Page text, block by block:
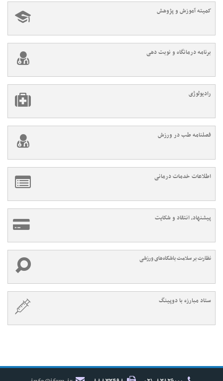
کمیته آموزش و پژوهش
برنامه درمانگاه و نوبت دهی
رادیولوژی
فصلنامه طب در ورزش
اطلاعات خدمات درمانی
پیشنهاد، انتقاد و شکایت
نظارت بر سلامت باشگاه‌های ورزشی
ستاد مبارزه با دوپینگ